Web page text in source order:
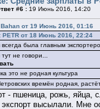
#6 : 19 Июнь 2016, 14:20
от 19 Июнь 2016, 01:16
PETR от 18 Июнь 2016, 22:24
всегда была главным
не говори...
это не родная культура
времён родная,
- пшеница, рожь, яйца,
экспорт высылали. Мне